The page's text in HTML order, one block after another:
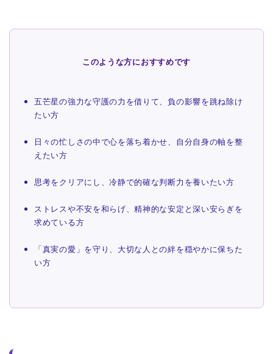
このような方におすすめです
五芒星の強力な守護の力を借りて、負の影響を跳ね除け
たい方
日々の忙しさの中で心を落ち着かせ、自分自身の軸を整
えたい方
思考をクリアにし、冷静で的確な判断力を養いたい方
ストレスや不安を和らげ、精神的な安定と深い安らぎを
求めている方
「真実の愛」を守り、大切な人との絆を穏やかに保ちた
い方